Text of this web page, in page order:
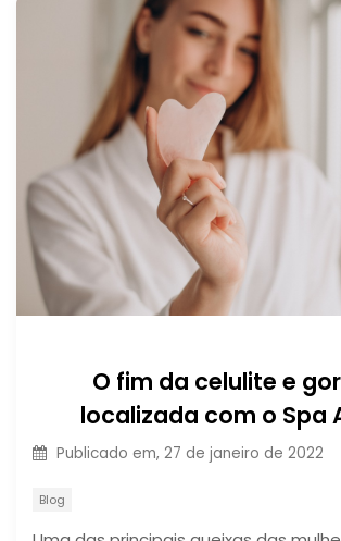
O fim da celulite e
localizada com o Spa
Publicado em, 27 de janeiro de 2022
Blog